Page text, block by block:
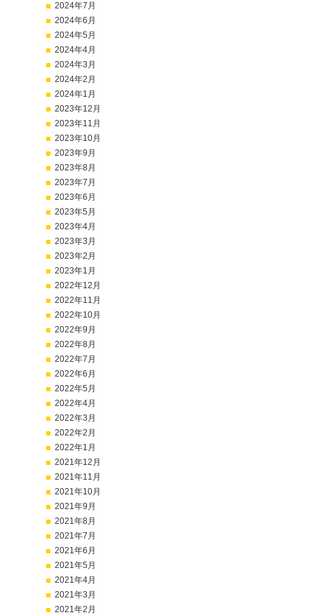
2024年7月
2024年6月
2024年5月
2024年4月
2024年3月
2024年2月
2024年1月
2023年12月
2023年11月
2023年10月
2023年9月
2023年8月
2023年7月
2023年6月
2023年5月
2023年4月
2023年3月
2023年2月
2023年1月
2022年12月
2022年11月
2022年10月
2022年9月
2022年8月
2022年7月
2022年6月
2022年5月
2022年4月
2022年3月
2022年2月
2022年1月
2021年12月
2021年11月
2021年10月
2021年9月
2021年8月
2021年7月
2021年6月
2021年5月
2021年4月
2021年3月
2021年2月